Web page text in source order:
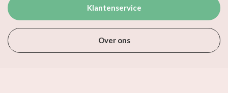
Klantenservice
Over ons